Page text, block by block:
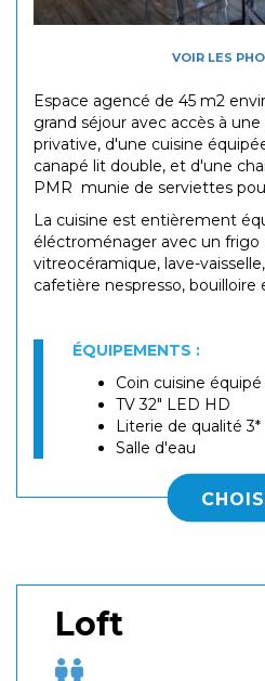
VOIR LES
Espace agencé de 45 m2
grand séjour avec accès à
privative, d'une cuisine
canapé lit double, et d'une
PMR munie de serviettes
La cuisine est entièrement
éléctroménager avec un frigo
vitreocéramique, lave-
cafetière nespresso, bouilloire
ÉQUIPEMENTS :
Coin cuisine équipé
TV 32" LED HD
Literie de qualité 3*
Salle d'eau
Loft